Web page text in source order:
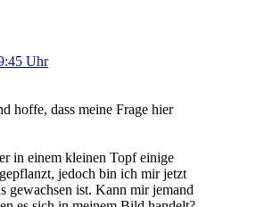
Uhr
hoffe, dass meine Frage hier
in einem kleinen Topf einige
jedoch bin ich mir jetzt
gewachsen ist. Kann mir jemand